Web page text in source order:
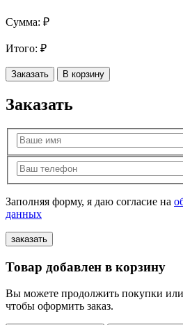
Сумма: ₽
Итого: ₽
Заказать В корзину
Заказать
Заполняя форму, я даю согласие на
данных
Товар добавлен в корзину
Вы можете продолжить покупки или
чтобы оформить заказ.